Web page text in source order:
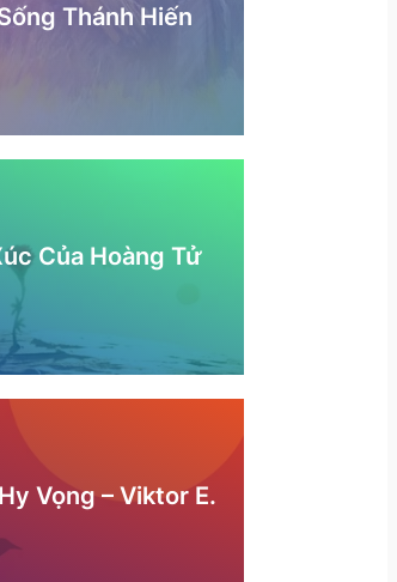
Thánh Hiến
Của Hoàng Tử
Vọng – Viktor E.